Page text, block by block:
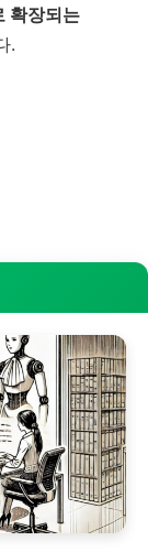
확장되는
.